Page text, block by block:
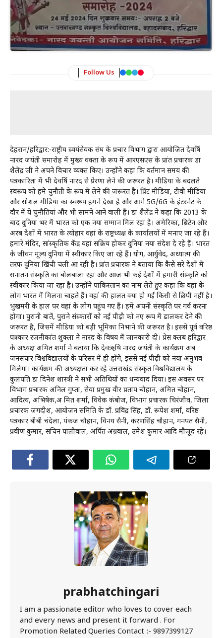
Follow Us
देहरादून/हरिद्वार:-राष्ट्रीय स्वयंसेवक संघ के प्रचार विभाग द्वारा आयोजित देवर्षि
नारद जयंती समारोह में मुख्य वक्ता के रूप में आरएसएस के प्रांत प्रचारक डा
शैलेंद्र जी ने अपने विचार व्यक्त किए। उन्होंने कहा कि वर्तमान समय की
पत्रकारिता में भी देवर्षि नारद से प्रेरणा लेने की जरूरत है। मीडिया के बदलते
स्वरूप को हमे चुनौती के रूप में लेने की जरूरत है। प्रिंट मीडिया, टीवी मीडिया
और सोशल मीडिया का स्वरूप हमने देखा है और आगे 5G/6G के इंटरनेट के
दौर में ये चुनौतियां और भी सामने आने वाली हैं। डा शैलेंद्र ने कहा कि 2013 के
बाद दुनिया भर में भारत को एक नया सम्मान मिल रहा है। अमेरिका, ब्रिटेन और
अरब देशों में भारत के त्योहार वहां के राष्ट्रध्यक्ष के कार्यालयों में मनाए जा रहे हैं।
हमारे मंदिर, सांस्कृतिक केंद्र वहां सक्रिय होकर दुनिया नया संदेश दे रहे हैं। भारत
के जीवन मूल्य दुनिया में स्वीकार किए जा रहे हैं। योग, आर्युवेद, अध्यात्म की
तरफ दुनिया खिंची चली आ रही है। प्रांत प्रचारक ने बताया कि कैसे दूसरे देशों में
सनातन संस्कृति का बोलबाला रहा और आज भी कई देशों में हमारी संस्कृति को
स्वीकार किया जा रहा है। उन्होंने पाकिस्तान का नाम लेते हुए कहा कि वहां के
लोग भारत में मिलना चाहते हैं। वहां की हालत क्या हो गई किसी से छिपी नहीं है।
भुखमरी के हाल पर वहां के लोग पहुंच गए हैं। हमें अपनी संस्कृति पर गर्व करना
होगा। पुरानी बातें, पुराने संस्कारों को नई पीढ़ी को नए रूप में ढालकर देने की
जरूरत है, जिसमें मीडिया को बड़ी भूमिका निभाने की जरूरत है। इससे पूर्व वरिष्ठ
पत्रकार रजनीकांत शुक्ला ने नारद के विषय में जानकारी दी। प्रेस क्लब हरिद्वार
के अध्यक्ष अमित शर्मा ने बताया कि देवऋषि नारद जयंती के कार्यक्रम अब
जनसंचार विश्वविद्यालयों के परिसर में ही होंगे, इससे नई पीढ़ी को नया अनुभव
मिलेगा। कार्यक्रम की अध्यक्षता कर रहे उत्तराखंड संस्कृत विश्वविद्यालय के
कुलपति डा दिनेश शास्त्री ने सभी अतिथियों का धन्यवाद दिया। इस अवसर पर
विभाग प्रचारक अनिल गुप्ता, सेवा प्रमुख वीर प्रताप चौहान, अमित चौहान,
आदित्य, अभिषेक,अ मित शर्मा, विवेक कंबोज, विभाग प्रचारक चिरंजीव, जिला
प्रचारक जगदीश, आयोजन समिति के डॉ. प्रविंद्र सिंह, डॉ. रूपेश शर्मा, वरिष्ठ
पत्रकार बीबी चंदेला, पंकज चौहान, विनय सैनी, करणसिंह चौहान, गनपत सैनी,
प्रवीण कुमार, सचिन पालीवाल, अर्पित अग्रवाल, उमेश कुमार आदि मौजूद रहे।
prabhatchingari
I am a passionate editor who loves to cover each
and every news and present it forward . For
Promotion Related Queries Contact :- 9897399127